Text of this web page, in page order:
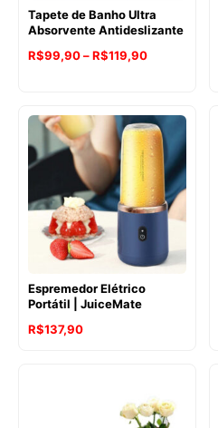
Tapete de Banho Ultra
Absorvente Antideslizante
R$99,90–R$119,90Faixa
R$99,90
através
R$119,90
Espremedor Elétrico
Portátil | JuiceMate
R$137,90